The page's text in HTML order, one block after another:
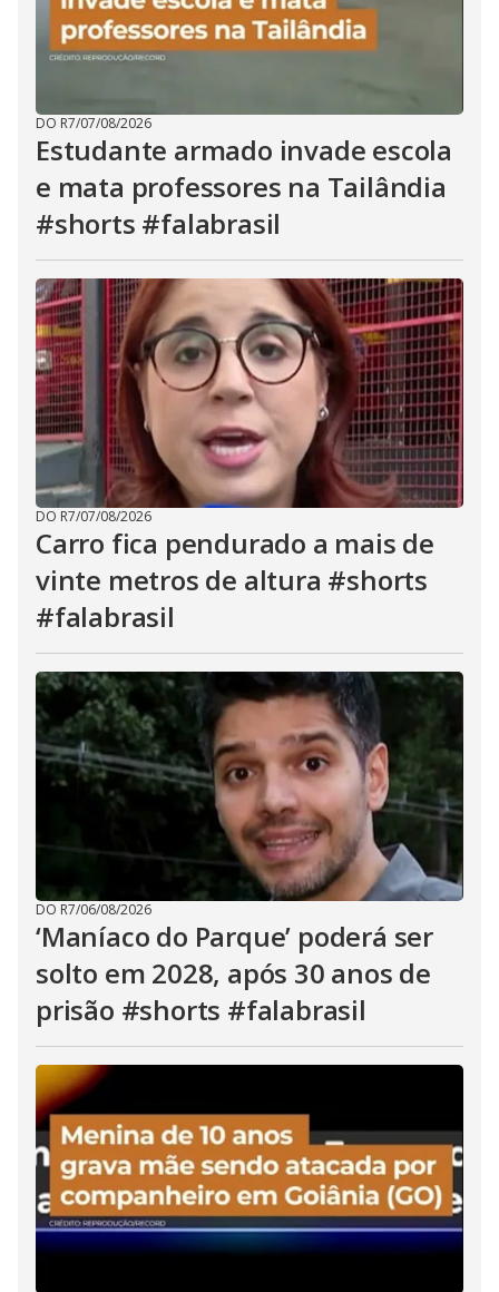
DO R7/07/08/2026
Estudante armado invade escola
e mata professores na Tailândia
#shorts #falabrasil
DO R7/07/08/2026
Carro fica pendurado a mais de
vinte metros de altura #shorts
#falabrasil
DO R7/06/08/2026
‘Maníaco do Parque’ poderá ser
solto em 2028, após 30 anos de
prisão #shorts #falabrasil